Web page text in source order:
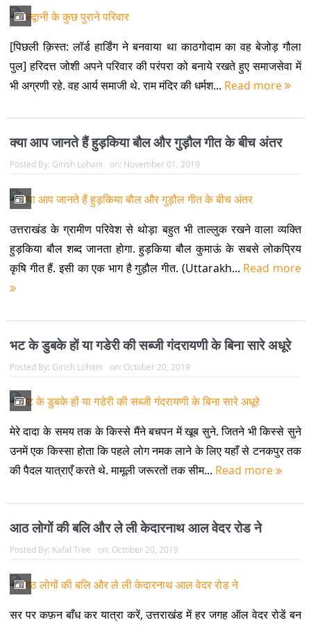
[पिछली क़िस्त: लॉर्ड हार्डिंग ने बनवाया था काठगोदाम का वह बेजोड़ गौला
पुल] हरिदत्त जोशी अपने परिवार की परंपरा को बनाये रखते हुए समाजसेवा में
भी अग्रणी रहे. वह आर्य समाजी थे. राम मंदिर की धर्मश... Read more
क्या आप जानते हैं हुड़किया बौल और गुड़ौल गीत के बीच अंतर
Posted By: Girish Lohani on: November 01, 2019
उत्तराखंड के ग्रामीण परिवेश से थोड़ा बहुत भी ताल्लुक रखने वाला व्यक्ति
हुड़किया बौल शब्द जानता होगा. हुड़किया बौल कुमाऊं के सबसे लोकप्रिय
कृषि गीत हैं. इसी का एक भाग है गुड़ौल गीत. (Uttarakh... Read more
भट के डुबके हों या गडेरी की सब्जी गंदरायणी के बिना सारे अधूरे
Posted By: Girish Lohani on: October 20, 2019
मेरे दादा के समय तक के किस्से मैंने बचपन में खूब सुने. जितने भी किस्से सुने
उनमें एक किस्सा होता कि पहले लोग नमक लाने के लिए यहाँ से टनकपुर तक
की पैदल यात्राएँ करते थे. मामूली जरूरतों तक सीम... Read more
आठ लोगों की बलि और ले ली केदारनाथ आल वेदर रोड ने
Posted By: Kafal Tree on: October 20, 2019
सर पर कफ़न बाँध कर यात्रा करें, उत्तराखंड में हर जगह ऑल वेदर रोडें बन